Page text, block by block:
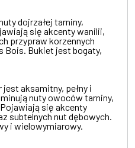
dojrzałej tarniny,
się akcenty wanilii,
przypraw korzennych
Bois. Bukiet jest bogaty,
aksamitny, pełny i
nuty owoców tarniny,
się akcenty
subtelnych nut dębowych.
i wielowymiarowy.